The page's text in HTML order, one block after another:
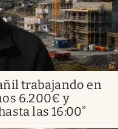
trabajando en
6.200€ y
las 16:00”